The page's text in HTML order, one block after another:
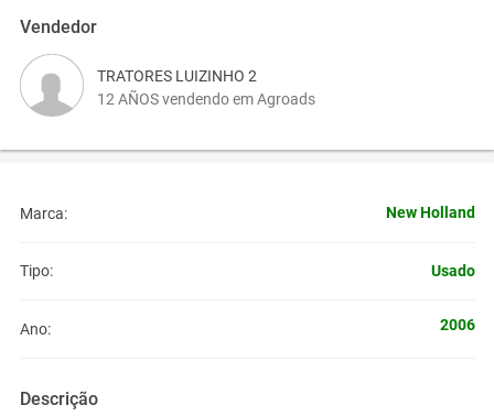
Vendedor
TRATORES LUIZINHO 2
12 AÑOS vendendo em Agroads
Marca: New Holland
Tipo: Usado
Ano: 2006
Descrição